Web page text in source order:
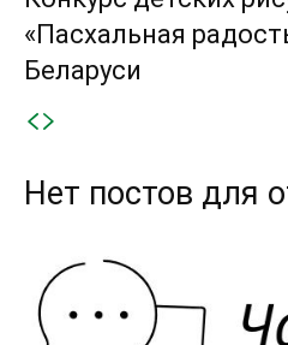
«Пасхальная
Беларуси
Нет постов для